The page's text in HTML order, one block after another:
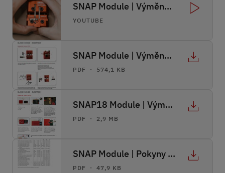
SNAP Module | Výměna nože PRO
YOUTUBE
SNAP Module | Výměna nože Pro
PDF ・ 574,1 KB
SNAP18 Module | Výměna nože Basic
PDF ・ 2,9 MB
SNAP Module | Pokyny k programování
PDF ・ 47,9 KB